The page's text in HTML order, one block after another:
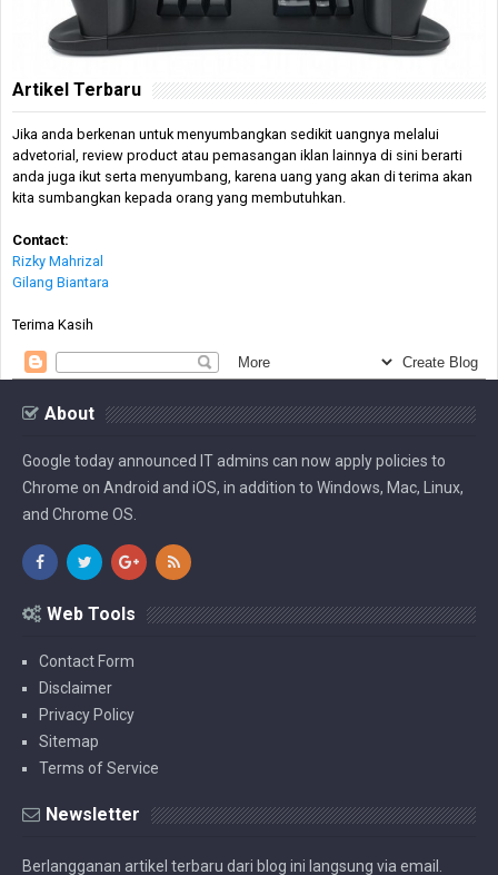
Artikel Terbaru
Jika anda berkenan untuk menyumbangkan sedikit uangnya melalui
advetorial, review product atau pemasangan iklan lainnya di sini berarti
anda juga ikut serta menyumbang, karena uang yang akan di terima akan
kita sumbangkan kepada orang yang membutuhkan.
Contact:
Rizky Mahrizal
Gilang Biantara
Terima Kasih
About
Google today announced IT admins can now apply policies to
Chrome on Android and iOS, in addition to Windows, Mac, Linux,
and Chrome OS.
Web Tools
Contact Form
Disclaimer
Privacy Policy
Sitemap
Terms of Service
Newsletter
Berlangganan artikel terbaru dari blog ini langsung via email.